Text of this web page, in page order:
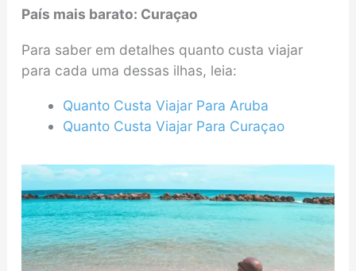
País mais barato: Curaçao
Para saber em detalhes quanto custa viajar
para cada uma dessas ilhas, leia:
Quanto Custa Viajar Para Aruba
Quanto Custa Viajar Para Curaçao